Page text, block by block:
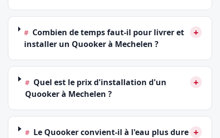
# Combien de temps faut-il pour livrer et
installer un Quooker à Mechelen ?
+
# Quel est le prix d'installation d'un
Quooker à Mechelen ?
+
# Le Quooker convient-il à l'eau plus dure +